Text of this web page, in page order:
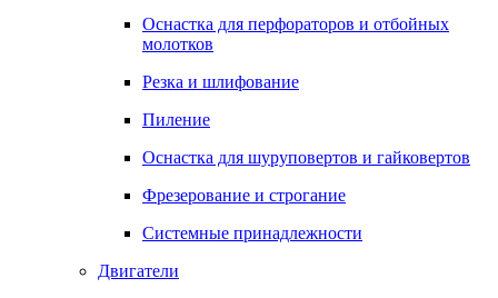
Оснастка для перфораторов и отбойных
молотков
Резка и шлифование
Пиление
Оснастка для шуруповертов и гайковертов
Фрезерование и строгание
Системные принадлежности
Двигатели